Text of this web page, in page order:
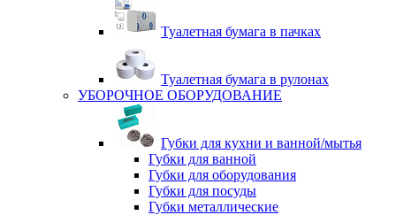
Туалетная бумага в пачках
Туалетная бумага в рулонах
УБОРОЧНОЕ ОБОРУДОВАНИЕ
Губки для кухни и ванной/мытья
Губки для ванной
Губки для оборудования
Губки для посуды
Губки металлические